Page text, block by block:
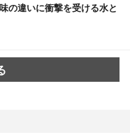
の違いに衝撃を受ける水と